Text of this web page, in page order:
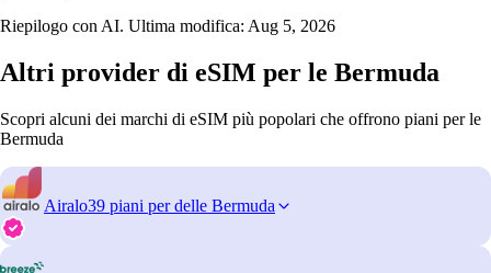
Riepilogo con AI. Ultima modifica: Aug 5, 2026
Altri provider di eSIM per le Bermuda
Scopri alcuni dei marchi di eSIM più popolari che offrono piani per le
Bermuda
Airalo39 piani per delle Bermuda